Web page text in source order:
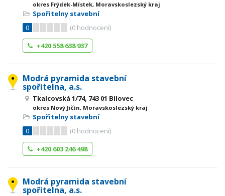
okres Frýdek-Místek, Moravskoslezský kraj
Spořitelny stavební
0
(0 hodnocení)
+420 558 638 937
Modrá pyramida stavební
spořitelna, a.s.
Tkalcovská 1/74, 743 01 Bílovec
okres Nový Jičín, Moravskoslezský kraj
Spořitelny stavební
0
(0 hodnocení)
+420 603 246 498
Modrá pyramida stavební
spořitelna, a.s.